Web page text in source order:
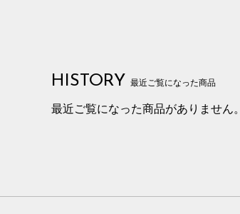
HISTORY 最近ご覧になった商品
最近ご覧になった商品がありません。